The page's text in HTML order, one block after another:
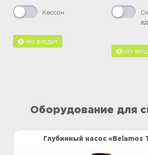
Кессон
Что входит
Что
Оборудование для
Глубинный насос «Belamos